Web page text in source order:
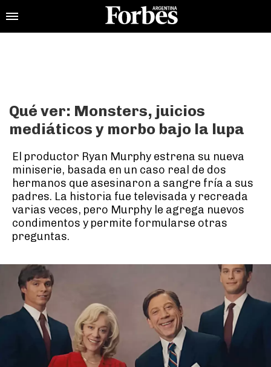
Qué ver: Monsters, juicios
mediáticos y morbo bajo la lupa
El productor Ryan Murphy estrena su nueva
miniserie, basada en un caso real de dos
hermanos que asesinaron a sangre fría a sus
padres. La historia fue televisada y recreada
varias veces, pero Murphy le agrega nuevos
condimentos y permite formularse otras
preguntas.